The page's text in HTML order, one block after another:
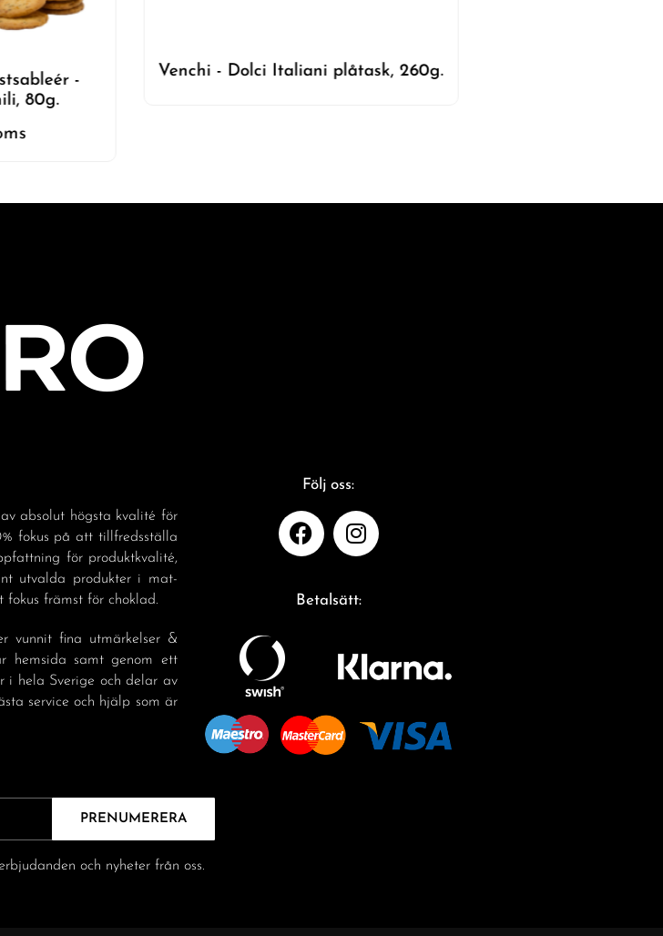
-
80g.
Venchi - Dolci Italiani plåtask, 260g.
absolut högsta kvalité för
fokus på att tillfredsställa
för produktkvalité,
utvalda produkter i mat-
fokus främst för choklad.
vunnit fina utmärkelser &
hemsida samt genom ett
i hela Sverige och delar av
service och hjälp som är
Följ oss:
Betalsätt:
PRENUMERERA
och nyheter från oss.